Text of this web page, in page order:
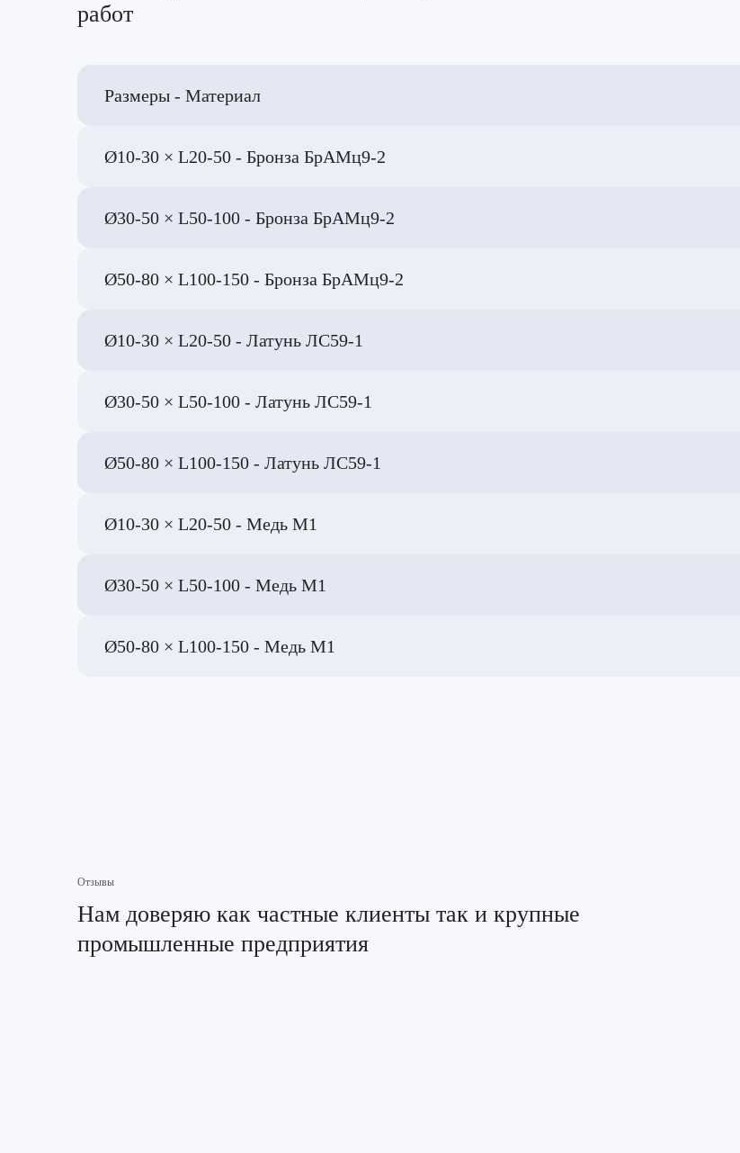
работ
Размеры - Материал
Ø10-30 × L20-50 - Бронза БрАМц9-2
Ø30-50 × L50-100 - Бронза БрАМц9-2
Ø50-80 × L100-150 - Бронза БрАМц9-2
Ø10-30 × L20-50 - Латунь ЛС59-1
Ø30-50 × L50-100 - Латунь ЛС59-1
Ø50-80 × L100-150 - Латунь ЛС59-1
Ø10-30 × L20-50 - Медь М1
Ø30-50 × L50-100 - Медь М1
Ø50-80 × L100-150 - Медь М1
Отзывы
Нам доверяю как частные клиенты так и крупные
промышленные предприятия